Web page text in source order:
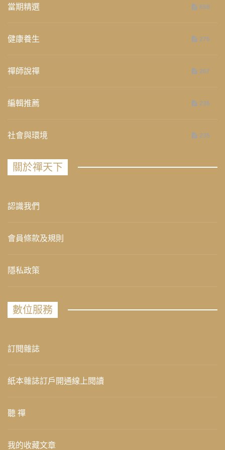
當期精選 658
健康養生 276
禪師說禪 267
編輯推薦 236
社會與環境 235
關於禪天下
認識我們
會員條款及規則
隱私政策
數位服務
訂閱雜誌
紙本雜誌訂戶開通線上閱讀
聽 禪
我的收藏文章